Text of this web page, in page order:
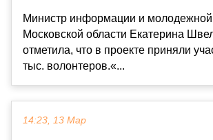
Министр информации и молодежной
Московской области Екатерина
отметила, что в проекте приняли
тыс. волонтеров.«...
14:23, 13 Мар